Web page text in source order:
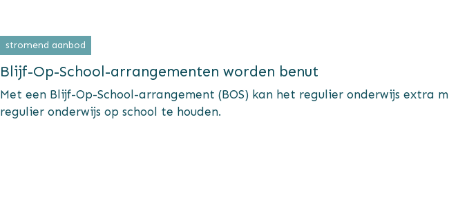
stromend aanbod
Blijf-Op-School-arrangementen worden benut
Met een Blijf-Op-School-arrangement (BOS) kan het regulier onderwijs
regulier onderwijs op school te houden.